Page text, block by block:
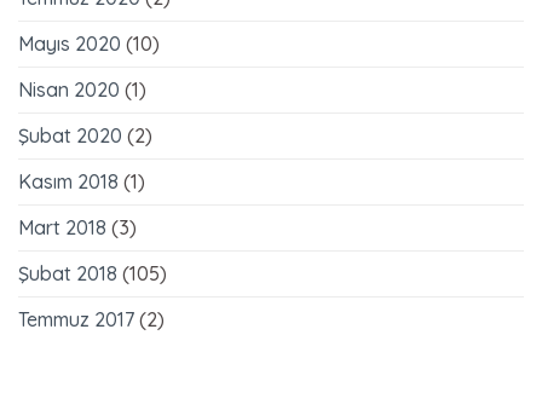
Mayıs 2020 (10)
Nisan 2020 (1)
Şubat 2020 (2)
Kasım 2018 (1)
Mart 2018 (3)
Şubat 2018 (105)
Temmuz 2017 (2)